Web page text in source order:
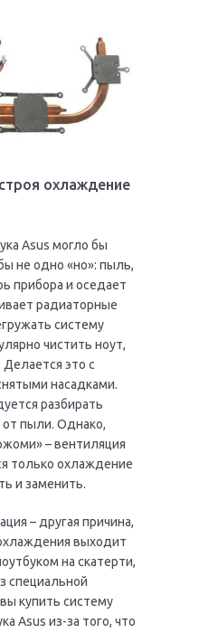
охлаждение
Asus могло бы
не одно «но»: пыль,
прибора и оседает
радиаторные
систему
чистить ноут,
это с
насадками.
разбирать
от пыли. Однако,
– вентиляция
только охлаждение
и заменить.
– другая причина,
выходит
на скатерти,
специальной
купить систему
Asus из-за того, что